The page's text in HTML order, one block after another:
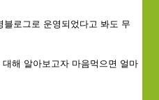
로그로 운영되었다고 봐도 무
해 알아보고자 마음먹으면 얼마